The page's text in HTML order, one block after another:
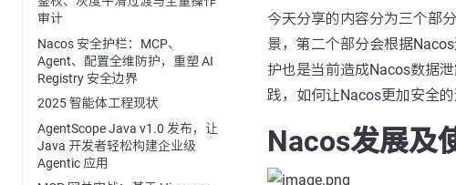
审计
Nacos 安全护栏：MCP、
Agent、配置全维防护，重塑 AI
Registry 安全边界
2025 智能体工程现状
AgentScope Java v1.0 发布，让
Java 开发者轻松构建企业级
Agentic 应用
今天分享的内容分为三个部
景，第二个部分会根据
护也是当前造成Nacos数据
践，如何让Nacos更加安全
Nacos发展及